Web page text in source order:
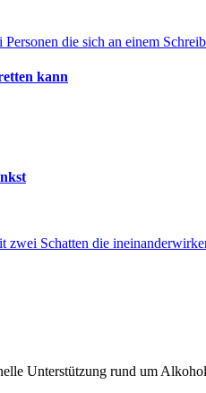
kann
Unterstützung rund um